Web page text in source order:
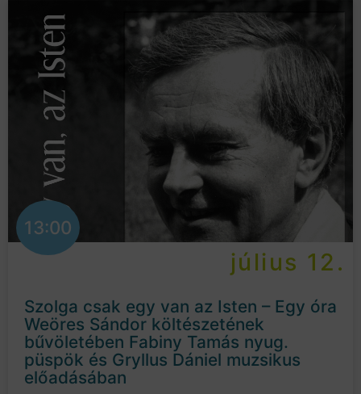
13:00
július 12.
Szolga csak egy van az Isten – Egy óra
Weöres Sándor költészetének
bűvöletében Fabiny Tamás nyug.
püspök és Gryllus Dániel muzsikus
előadásában